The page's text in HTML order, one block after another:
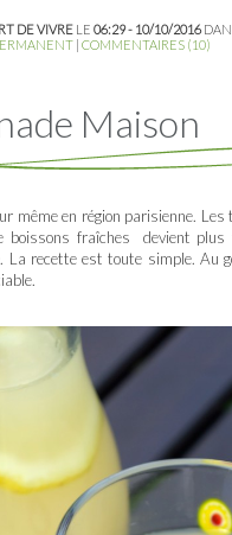
DE VIVRE LE 06:29 - 10/10/2016
| COMMENTAIRES (10)
Maison
même en région parisienne.
boissons fraîches devient
La recette est toute simple. Au